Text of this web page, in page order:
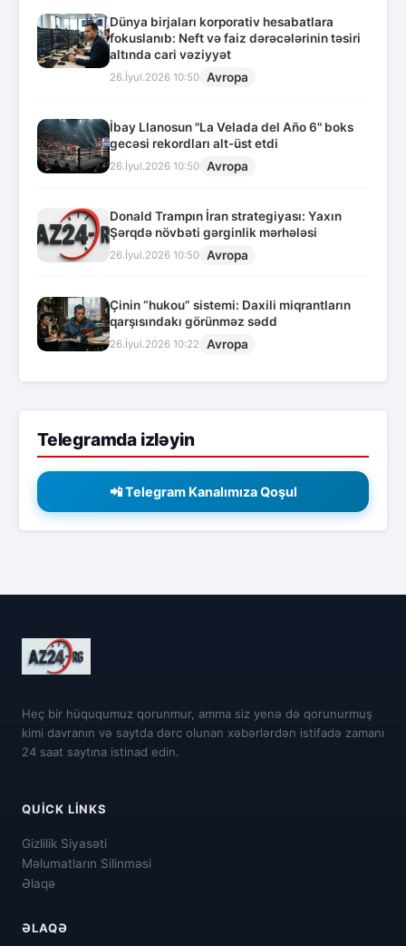
Dünya birjaları korporativ hesabatlara
fokuslanıb: Neft və faiz dərəcələrinin təsiri
altında cari vəziyyət
26.İyul.2026 10:50 Avropa
İbay Llanosun "La Velada del Año 6" boks
gecəsi rekordları alt-üst etdi
26.İyul.2026 10:50 Avropa
Donald Trampın İran strategiyası: Yaxın
Şərqdə növbəti gərginlik mərhələsi
26.İyul.2026 10:50 Avropa
Çinin “hukou” sistemi: Daxili miqrantların
qarşısındakı görünməz sədd
26.İyul.2026 10:22 Avropa
Telegramda izləyin
📲 Telegram Kanalımıza Qoşul
Heç bir hüququmuz qorunmur, amma siz yenə də qorunurmuş
kimi davranın və saytda dərc olunan xəbərlərdən istifadə zamanı
24 saat saytına istinad edin.
QUICK LINKS
Gizlilik Siyasəti
Məlumatların Silinməsi
Əlaqə
ƏLAQƏ